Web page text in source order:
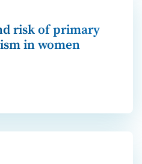
risk of primary
in women